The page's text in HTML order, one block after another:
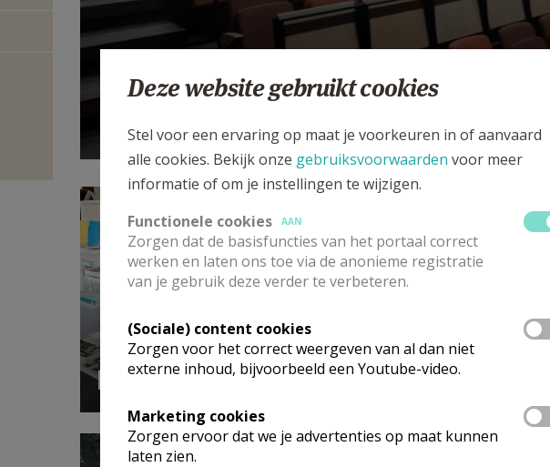
vergaderzalen reserveren
CONFERENTIECENTRUM TPC ANTWERPEN
TPC bibliotheek
Deze website gebruikt cookies
Stel voor een ervaring op maat je voorkeuren in of aanvaard
alle cookies. Bekijk onze gebruiksvoorwaarden voor meer
informatie of om je instellingen te wijzigen.
Functionele cookies
AAN
Zorgen dat de basisfuncties van het portaal correct
werken en laten ons toe via de anonieme registratie
van je gebruik deze verder te verbeteren.
(Sociale) content cookies
Zorgen voor het correct weergeven van al dan niet
externe inhoud, bijvoorbeeld een Youtube-video.
Marketing cookies
Zorgen ervoor dat we je advertenties op maat kunnen
laten zien.